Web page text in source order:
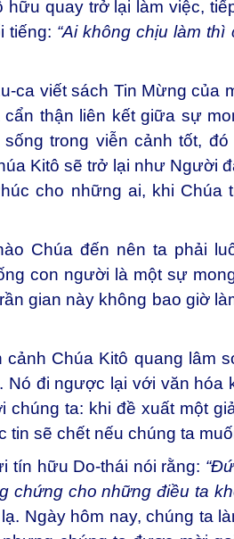
qua, sự mong đợi trở nên
hữu quay trở lại làm việc,
tiếng:
ca viết sách Tin Mừng của
thận liên kết giữa sự
trong viễn cảnh tốt,
Kitô sẽ trở lại như Người
cho những ai, khi Chúa
Chúa đến nên ta phải
con người là một sự
gian này không bao giờ
Chúa Kitô quang lâm
Nó đi ngược lại với văn hóa
ta: khi đề xuất một
tin sẽ chết nếu chúng ta
tín hữu Do-thái nói rằng:
chứng cho những điều ta